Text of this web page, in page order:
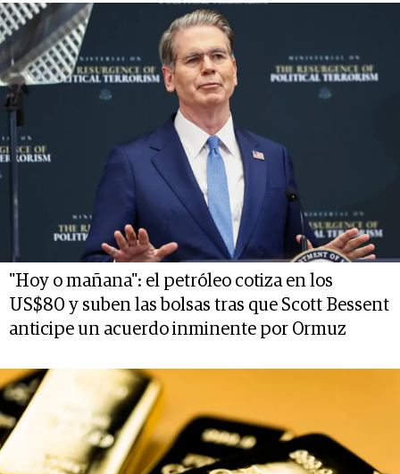
"Hoy o mañana": el petróleo cotiza en los
US$80 y suben las bolsas tras que Scott Bessent
anticipe un acuerdo inminente por Ormuz